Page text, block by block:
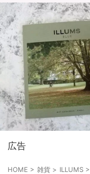
広告
HOME > 雑貨 > ILLUMS >